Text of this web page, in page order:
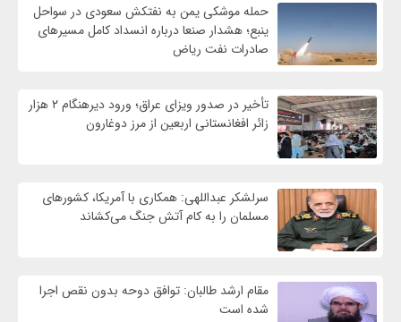
حمله موشکی یمن به نفتکش سعودی در سواحل
ینبع؛ هشدار صنعا درباره انسداد کامل مسیرهای
صادرات نفت ریاض
تأخیر در صدور ویزای عراق؛ ورود دیرهنگام ۲ هزار
زائر افغانستانی اربعین از مرز دوغارون
سرلشکر عبداللهی: همکاری با آمریکا، کشورهای
مسلمان را به کام آتش جنگ می‌کشاند
مقام ارشد طالبان: توافق دوحه بدون نقص اجرا
شده است